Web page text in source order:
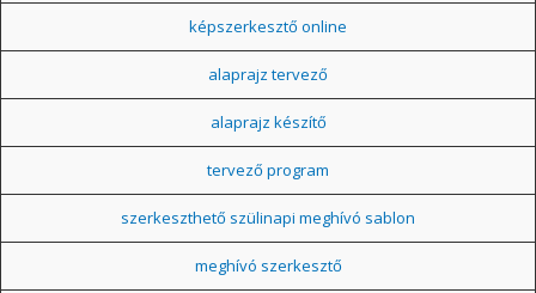
képszerkesztő online
alaprajz tervező
alaprajz készítő
tervező program
szerkeszthető szülinapi meghívó sablon
meghívó szerkesztő